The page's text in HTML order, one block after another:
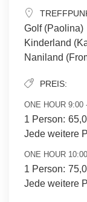
Golf (Paolina)
Kinderland
Naniland
PREIS:
ONE HOUR 9:00
1 Person:
Jede weitere
ONE HOUR
1 Person:
Jede weitere